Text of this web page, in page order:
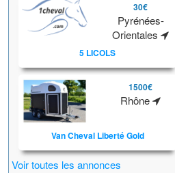
30€
Pyrénées-
Orientales
5 LICOLS
1500€
Rhône
Van Cheval Liberté Gold
Voir toutes les annonces